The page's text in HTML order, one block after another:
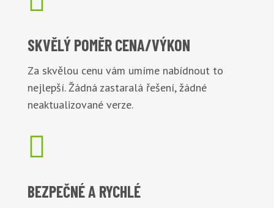
SKVĚLÝ POMĚRCENA/VÝKON
Za skvělou cenu vám umíme nabídnout to
nejlepší. Žádná zastaralá řešení, žádné
neaktualizované verze.

BEZPEČNÉA RYCHLÉ